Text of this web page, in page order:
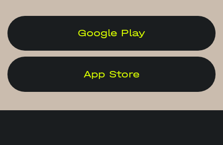
Google Play
App Store